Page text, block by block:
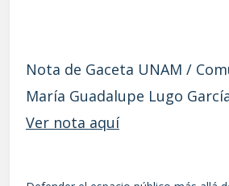
Nota de Gaceta UNAM /
María Guadalupe Lugo
Ver nota aquí